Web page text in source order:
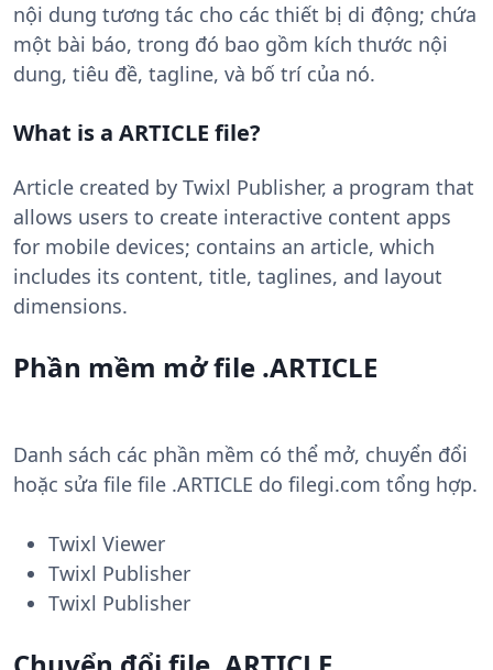
nội dung tương tác cho các thiết bị di động; chứa
một bài báo, trong đó bao gồm kích thước nội
dung, tiêu đề, tagline, và bố trí của nó.
What is a ARTICLE file?
Article created by Twixl Publisher, a program that
allows users to create interactive content apps
for mobile devices; contains an article, which
includes its content, title, taglines, and layout
dimensions.
Phần mềm mở file .ARTICLE
Danh sách các phần mềm có thể mở, chuyển đổi
hoặc sửa file file .ARTICLE do filegi.com tổng hợp.
Twixl Viewer
Twixl Publisher
Twixl Publisher